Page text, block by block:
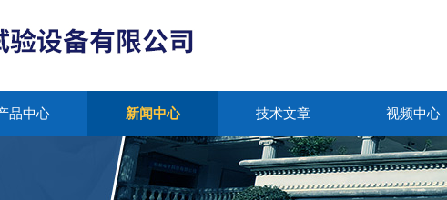
品中心 新闻中心 技术文章 视频中心